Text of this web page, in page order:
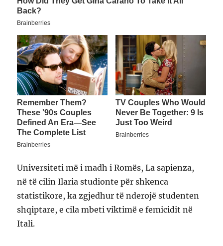
Universiteti më i madh i Romës, La sapienza,
në të cilin Ilaria studionte për shkenca
statistikore, ka zgjedhur të nderojë studenten
shqiptare, e cila mbeti viktimë e femicidit në
Itali.